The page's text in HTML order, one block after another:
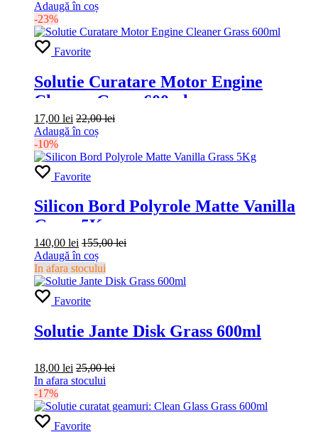
Adaugă în coș
-23%
Favorite
Solutie Curatare Motor Engine
Cleaner Grass 600ml
17,00 lei 22,00lei
Adaugă în coș
-10%
Favorite
Silicon Bord Polyrole Matte Vanilla
Grass 5Kg
140,00 lei 155,00lei
Adaugă în coș
In afara stocului
Favorite
Solutie Jante Disk Grass 600ml
18,00 lei 25,00lei
In afara stocului
-17%
Favorite